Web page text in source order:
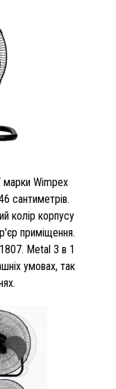
марки Wimpex
сантиметрів.
колір корпусу
приміщення.
Metal 3 в 1
умовах, так